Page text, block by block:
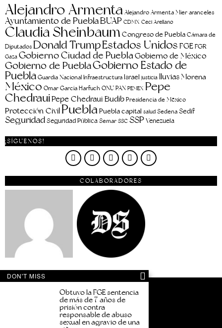
Alejandro Armenta Alejandro Armenta Mier aranceles
Ayuntamiento de PueblaBUAP CDMX Ceci Arellano
Claudia SheinbaumCongreso de Puebla Cámara de
Diputados Donald TrumpEstados Unidos FGEFGR
Gaza Gobierno Ciudad de PueblaGobierno de México
Gobierno de PueblaGobierno Estado de
PueblaGuardia Nacional Infraestructura Israel justicia lluviasMorena
México Omar García Harfuch ONU PAN PEMEX Pepe
ChedrauiPepe Chedraui BudibPresidencia de México
Protección Civil PueblaPuebla capital salud Sedena Sedif
SeguridadSeguridad Pública Semar SSC SSPVenezuela
¡SÍGUENOS!
COLABORADORES
DON'T MISS
Obtuvo la FGE sentencia
de más de 7 años de
prisión contra
responsable de abuso
sexual en agravio de una